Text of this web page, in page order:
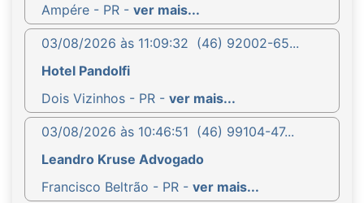
Ampére - PR - ver mais...
03/08/2026 às 11:09:32 (46) 92002-65...
Hotel Pandolfi
Dois Vizinhos - PR - ver mais...
03/08/2026 às 10:46:51 (46) 99104-47...
Leandro Kruse Advogado
Francisco Beltrão - PR - ver mais...